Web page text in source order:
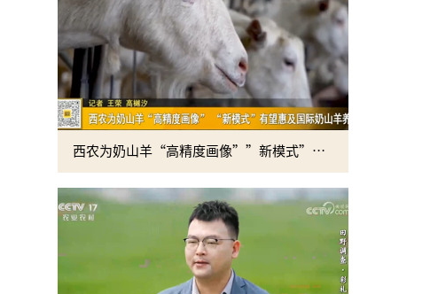
西农为奶山羊“高精度画像””新模式”有望惠及国际奶山羊养殖